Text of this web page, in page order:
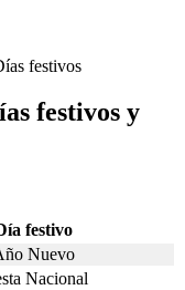
festivos
festivos y
festivo
Nuevo
Nacional